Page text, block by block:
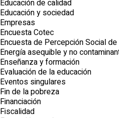
Educación de calidad
Educación y sociedad
Empresas
Encuesta Cotec
Encuesta de Percepción Social
Energía asequible y no
Enseñanza y formación
Evaluación de la educación
Eventos singulares
Fin de la pobreza
Financiación
Fiscalidad